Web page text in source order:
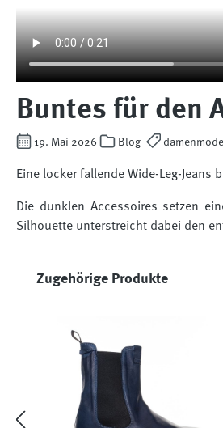
Buntes für den
19. Mai 2026 Blog
Eine locker fallende Wide-Leg-
Die dunklen Accessoires setzen
Silhouette unterstreicht dabei den
Produktgalerie überspringen
Zugehörige Produkte